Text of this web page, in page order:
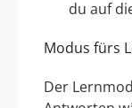
du auf
Modus fürs
Der